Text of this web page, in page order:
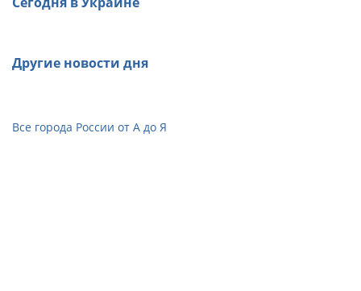
Другие новости дня
Все города России от А до Я